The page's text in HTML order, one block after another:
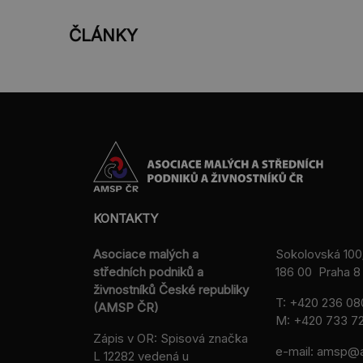
ČLÁNKY
KONTAKTY
Asociace malých a
středních podniků a
živnostníků České republiky
(AMSP ČR)
Zápis v OR: Spisová značka
L 12282 vedená u
Sokolovská
186 00 Praha 8
T: +420 236
M: +420 733
e-mail: